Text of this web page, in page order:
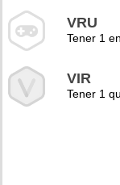
VRU
Tener 1
VIR
Tener 1